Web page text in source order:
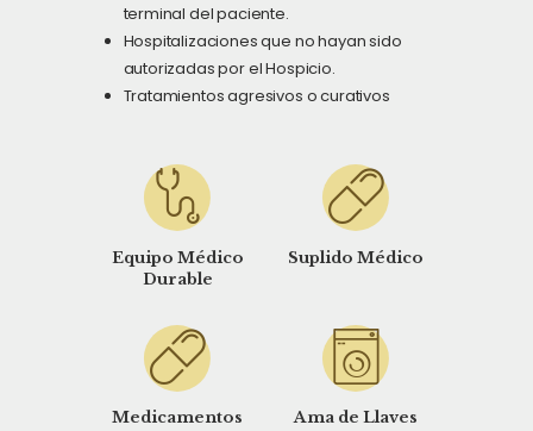
terminal del paciente.
Hospitalizaciones que no hayan sido
autorizadas por el Hospicio.
Tratamientos agresivos o curativos
Equipo Médico
Durable
Suplido Médico
Medicamentos Ama de Llaves